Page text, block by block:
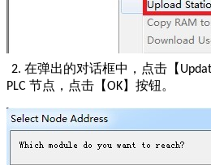
2. 在弹出的对话框中，点击【
PLC 节点，点击【OK】按钮。